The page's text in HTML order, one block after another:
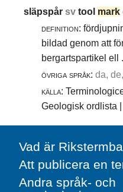
släpspårsvtool mark
definition:
bildad genom att
bergartspartikel ell
övriga språk: da,
källa:
Geologisk ordlista
Vad är
Att publicera en
Andra språk- och